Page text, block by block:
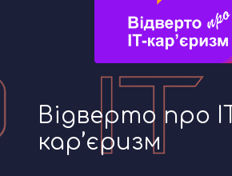
Відверто про IT
кар’єризм